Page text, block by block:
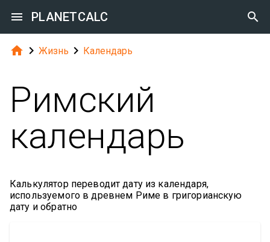
 PLANETCALC 
  Жизнь  Календарь
Римский
календарь
Калькулятор переводит дату из календаря,
используемого в древнем Риме в григорианскую
дату и обратно